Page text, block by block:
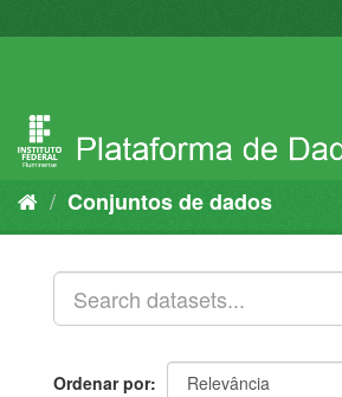
para
Conjuntos de dados
Ordenar por